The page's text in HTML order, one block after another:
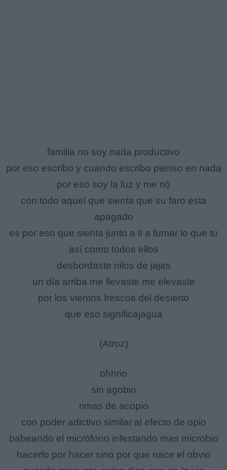
familia no soy nada productivo
por eso escribo y cuando escribo pienso en nada
por eso soy la luz y me rió
con todo aquel que sienta que su faro esta
apagado
es por eso que sienta junto a ti a fumar lo que tu
así como todos ellos
desbordaste nilos de jajas
un día arriba me llevaste me elevaste
por los vientos frescos del desierto
que eso significajagua
(Atroz)
ohhrio
sin agobio
rimas de acopio
con poder adictivo similar al efecto de opio
babeando el micrófono infestando mas microbio
hacerlo por hacer sino por que nace el obvio